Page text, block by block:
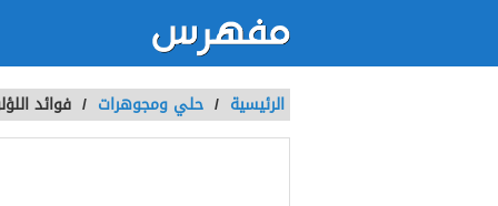
الرئيسية / حلي ومجوهرات / فوائد